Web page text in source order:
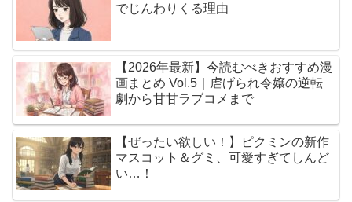
でじんわりくる理由
【2026年最新】今読むべきおすすめ漫
画まとめ Vol.5｜虐げられ令嬢の逆転
劇から甘甘ラブコメまで
【ぜったい欲しい！】ピクミンの新作
マスコット＆グミ、可愛すぎてしんど
い…！